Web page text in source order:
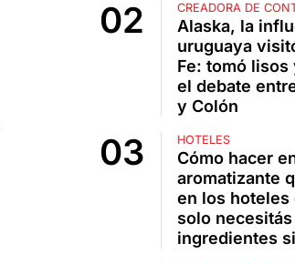
CREADORA DE
Alaska, la
uruguaya
Fe: tomó lisos
el debate
y Colón
HOTELES
Cómo hacer
aromatizante
en los hoteles
solo necesitás
ingredientes